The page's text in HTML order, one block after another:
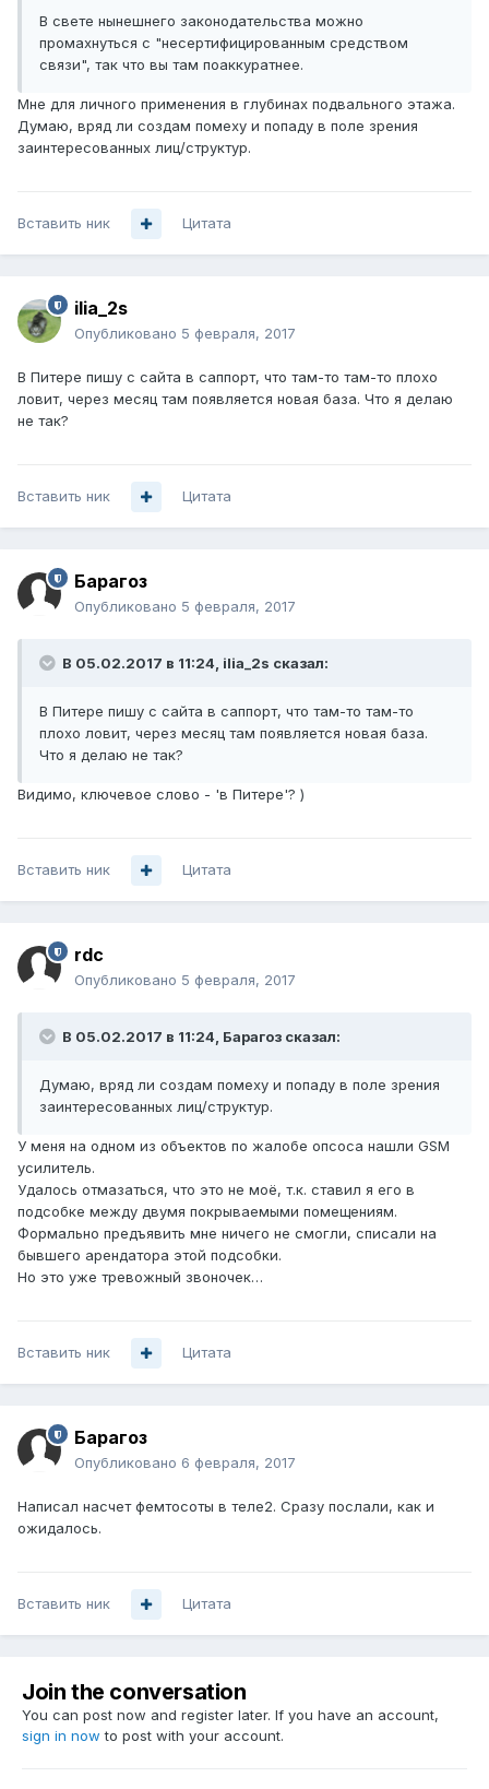
В свете нынешнего законодательства можно
промахнуться с "несертифицированным средством
связи", так что вы там поаккуратнее.
Мне для личного применения в глубинах подвального этажа.
Думаю, вряд ли создам помеху и попаду в поле зрения
заинтересованных лиц/структур.
Вставить ник Цитата
ilia_2s
Опубликовано 5 февраля, 2017
В Питере пишу с сайта в саппорт, что там-то там-то плохо
ловит, через месяц там появляется новая база. Что я делаю
не так?
Вставить ник Цитата
Барагоз
Опубликовано 5 февраля, 2017
В 05.02.2017 в 11:24, ilia_2s сказал:
В Питере пишу с сайта в саппорт, что там-то там-то
плохо ловит, через месяц там появляется новая база.
Что я делаю не так?
Видимо, ключевое слово - 'в Питере'? )
Вставить ник Цитата
rdc
Опубликовано 5 февраля, 2017
В 05.02.2017 в 11:24, Барагоз сказал:
Думаю, вряд ли создам помеху и попаду в поле зрения
заинтересованных лиц/структур.
У меня на одном из объектов по жалобе опсоса нашли GSM
усилитель.
Удалось отмазаться, что это не моё, т.к. ставил я его в
подсобке между двумя покрываемыми помещениям.
Формально предъявить мне ничего не смогли, списали на
бывшего арендатора этой подсобки.
Но это уже тревожный звоночек…
Вставить ник Цитата
Барагоз
Опубликовано 6 февраля, 2017
Написал насчет фемтосоты в теле2. Сразу послали, как и
ожидалось.
Вставить ник Цитата
Join the conversation
You can post now and register later. If you have an account,
sign in now to post with your account.